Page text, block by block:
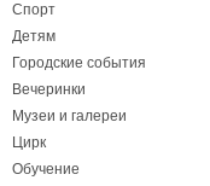
Спорт
Детям
Городские события
Вечеринки
Музеи и галереи
Цирк
Обучение